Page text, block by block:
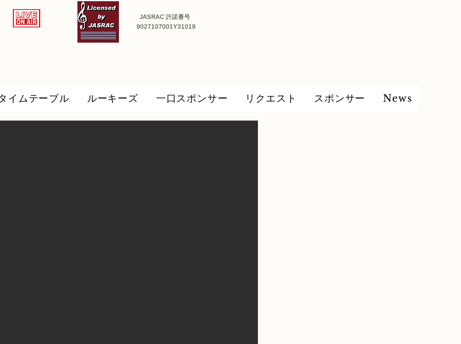
JASRAC 許諾番号
9027107001Y31018
イムテーブル ルーキーズ 一口スポンサー リクエスト スポンサー News